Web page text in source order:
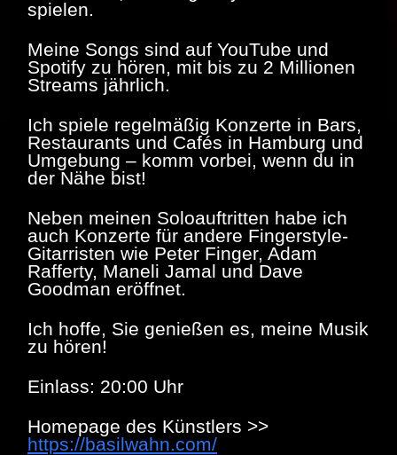
spielen.
Meine Songs sind auf YouTube und
Spotify zu hören, mit bis zu 2 Millionen
Streams jährlich.
Ich spiele regelmäßig Konzerte in Bars,
Restaurants und Cafés in Hamburg und
Umgebung – komm vorbei, wenn du in
der Nähe bist!
Neben meinen Soloauftritten habe ich
auch Konzerte für andere Fingerstyle-
Gitarristen wie Peter Finger, Adam
Rafferty, Maneli Jamal und Dave
Goodman eröffnet.
Ich hoffe, Sie genießen es, meine Musik
zu hören!
Einlass: 20:00 Uhr
Homepage des Künstlers >>
https://basilwahn.com/